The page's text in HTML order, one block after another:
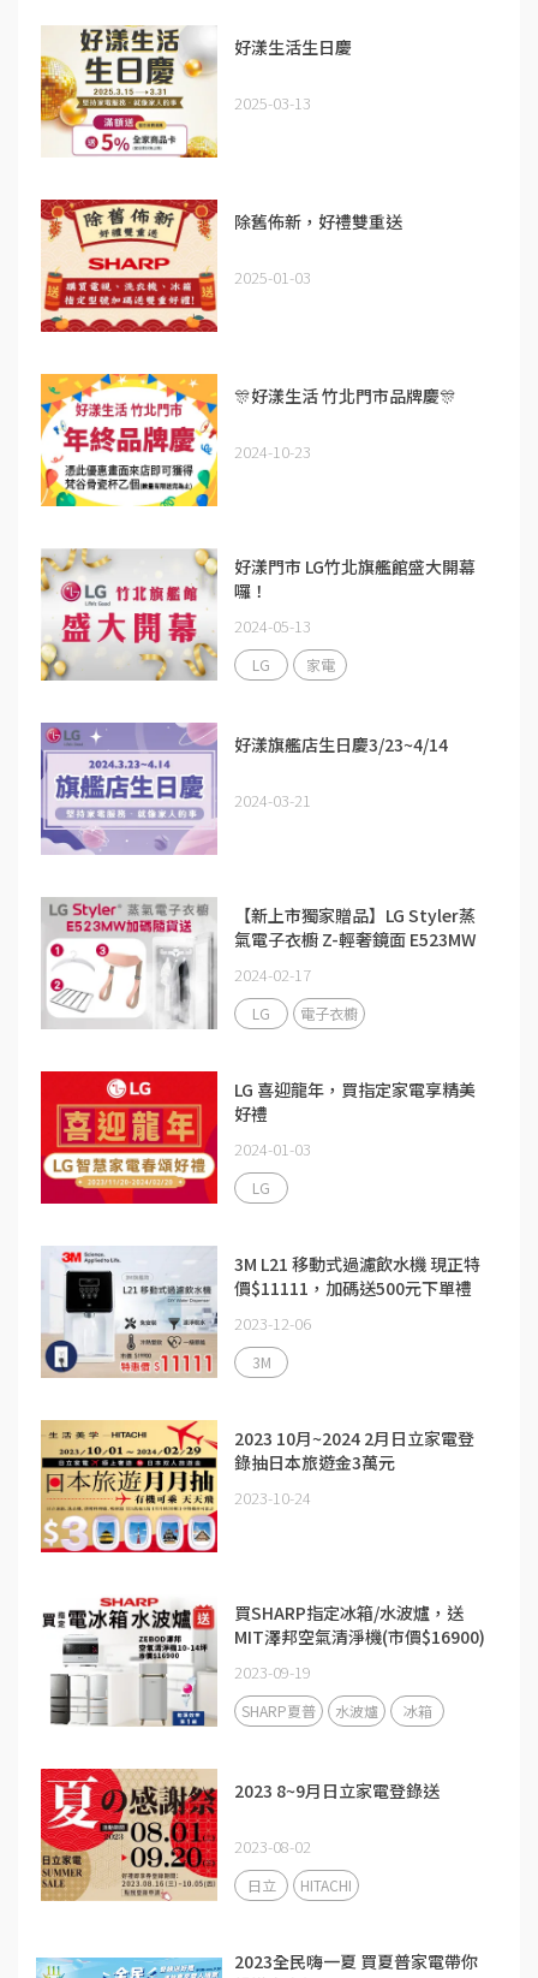
好漾生活生日慶
2025-03-13
除舊佈新，好禮雙重送
2025-01-03
🎊好漾生活 竹北門市品牌慶🎊
2024-10-23
好漾門市 LG竹北旗艦館盛大開幕
囉！
2024-05-13
LG 家電
好漾旗艦店生日慶3/23~4/14
2024-03-21
【新上市獨家贈品】LG Styler蒸
氣電子衣櫥 Z-輕奢鏡面 E523MW
2024-02-17
LG 電子衣櫥
LG 喜迎龍年，買指定家電享精美
好禮
2024-01-03
LG
3M L21 移動式過濾飲水機 現正特
價$11111，加碼送500元下單禮
2023-12-06
3M
2023 10月~2024 2月日立家電登
錄抽日本旅遊金3萬元
2023-10-24
買SHARP指定冰箱/水波爐，送
MIT澤邦空氣清淨機(市價$16900)
2023-09-19
SHARP夏普 水波爐 冰箱
2023 8~9月日立家電登錄送
2023-08-02
日立 HITACHI
2023全民嗨一夏 買夏普家電帶你